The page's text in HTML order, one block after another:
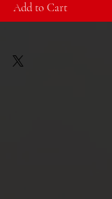
Add to Cart